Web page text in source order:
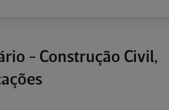
- Construção Civil,